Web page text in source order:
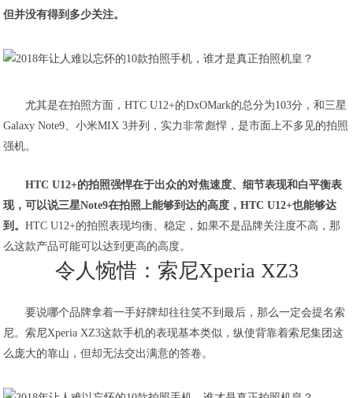
但并没有得到多少关注。
尤其是在拍照方面，HTC U12+的DxOMark的总分为103分，和三星
Galaxy Note9、小米MIX 3并列，实力非常彪悍，是市面上不多见的拍照
强机。
HTC U12+的拍照强悍在于出众的对焦速度、细节表现和白平衡表
现，可以说三星Note9在拍照上能够到达的高度，HTC U12+也能够达
到。HTC U12+的拍照表现均衡、稳定，如果不是品牌关注度不高，那
么这款产品可能可以达到更高的高度。
令人惋惜：索尼Xperia XZ3
要说哪个品牌拿着一手好牌却往往笑不到最后，那么一定会提名索
尼。索尼Xperia XZ3这款手机的表现基本类似，纵使背靠着索尼集团这
么庞大的靠山，但却无法交出满意的答卷。